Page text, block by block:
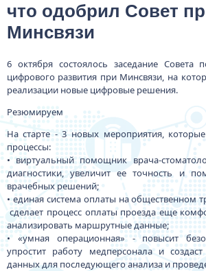
что одобрил Совет
Минсвязи
6 октября состоялось заседание Совета
цифрового развития при Минсвязи, на
реализации новые цифровые решения.
Резюмируем
На старте - 3 новых мероприятия,
процессы:
• виртуальный помощник врача-
диагностики, увеличит ее точность и
врачебных решений;
• единая система оплаты на общественном
сделает процесс оплаты проезда еще
анализировать маршрутные данные;
• «умная операционная» - повысит
упростит работу медперсонала и
данных для последующего анализа и